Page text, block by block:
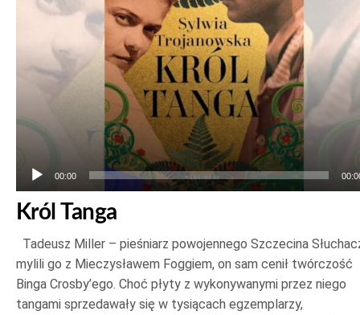
00:00
Król Tanga
Tadeusz Miller – pieśniarz powojennego Szczecina
mylili go z Mieczysławem Foggiem, on sam cenił twórczość
Binga Crosby’ego. Choć płyty z wykonywanymi przez niego
tangami sprzedawały się w tysiącach egzemplarzy,